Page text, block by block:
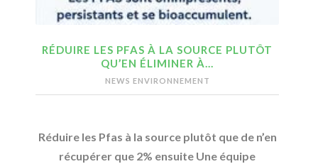
RÉDUIRE LES PFAS À LA SOURCE PLUTÔT
QU’EN ÉLIMINER À…
NEWS ENVIRONNEMENT
Réduire les Pfas à la source plutôt que de n’en
récupérer que 2% ensuite Une équipe